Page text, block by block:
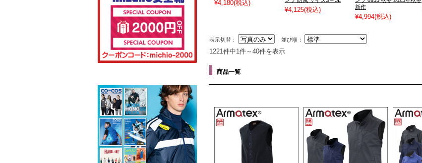
¥4,180(税込)
¥4,125(税込)
新作
¥4,994(税込)
表示切替： 並び順：
1221件中1件～40件を表示
商品一覧